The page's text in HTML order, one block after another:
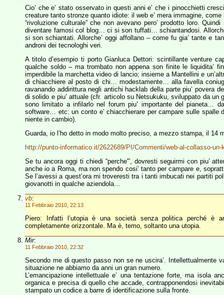
Cio’ che e’ stato osservato in questi anni e’ che i pinocchietti
creature tanto stronze quanto idiote: il web e’ mera immagine,
“rivoluzione culturale” che non avevano pero’ prodotto loro.
diventare famosi col blog… ci si son tuffati… schiantandosi.
si son schiantati. Allorche’ oggi affollano – come fu gia’ tante e
androni dei tecnologhi veri.
A titolo d’esempio ti porto Gianluca Dettori: scintillante venture
qualche soldo – ma trombato non appena son finite le liquidita’
imperdibile la marchetta video di lancio; insieme a Mantellini e
di chiacchiere al posto di chi… modestamente… alla favella
ravanando addirittura negli antichi hacklab della parte piu’ povera
di solido e piu’ attuale (cfr. articolo su Netsukuku, sviluppato da
sono limitato a infilarlo nel forum piu’ importante del pianeta…
software… etc: un conto e’ chiacchierare per campare sulle spalle
niente in cambio).
Guarda, io l’ho detto in modo molto preciso, a mezzo stampa, il 14
http://punto-informatico.it/2622689/PI/Commenti/web-al-collasso-
Se tu ancora oggi ti chiedi “perche'”, dovresti seguirmi con piu’
anche io a Roma, ma non spendo cosi’ tanto per campare e,
Se l’avessi a quest’ora mi troveresti tra i tanti imbucati nei partiti
giovanotti in qualche aziendola…
vb:
11 Febbraio 2010, 22:13
Piero: Infatti l’utopia è una società senza politica perché è
completamente orizzontale. Ma è, temo, soltanto una utopia.
Mir:
11 Febbraio 2010, 22:32
Secondo me di questo passo non se ne uscira’. Intellettualmente
situazione ne abbiamo da anni un gran numero.
L’emancipazione intellettuale e’ una tentazione forte, ma isola
organica e precisa di quello che accade, contrapponendosi
stampato un codice a barre di identificazione sulla fronte.